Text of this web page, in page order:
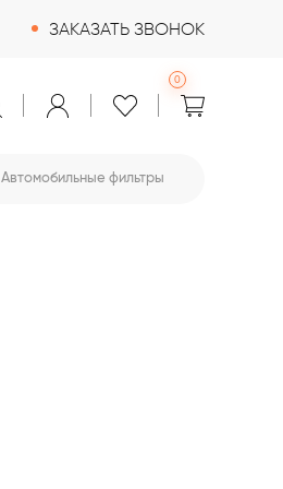
ЗАКАЗАТЬ ЗВОНОК
0
Автомобильные фильтры